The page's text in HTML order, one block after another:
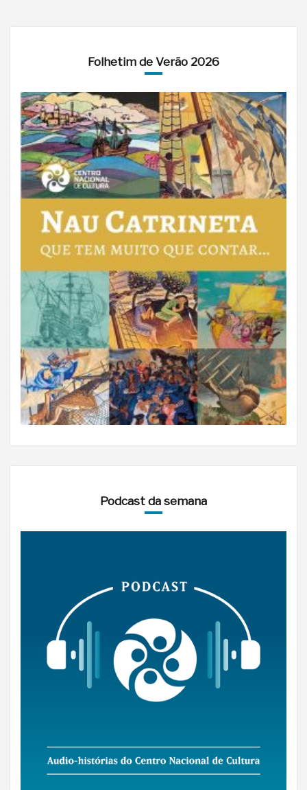
Folhetim de Verão 2026
Podcast da semana